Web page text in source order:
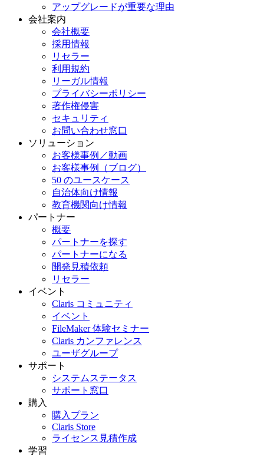
アップグレードが重要な理由
会社案内
会社概要
採用情報
リセラー
利用規約
リーガル情報
プライバシーポリシー
著作権侵害
セキュリティ
お問い合わせ窓口
ソリューション
お客様事例／動画
お客様事例（ブログ）
50 のユースケース
自治体向け情報
教育機関向け情報
パートナー
概要
パートナーを探す
パートナーになる
開発見積依頼
リセラー
イベント
Claris コミュニティ
イベント
FileMaker 体験セミナー
Claris カンファレンス
ユーザグループ
サポート
システムステータス
サポート窓口
購入
購入プラン
Claris Store
ライセンス見積作成
学習